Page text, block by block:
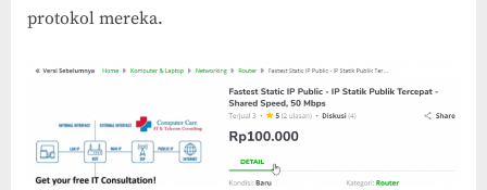
protokol mereka.